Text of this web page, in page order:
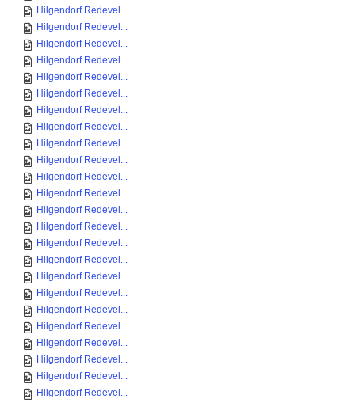
Hilgendorf Redevel...
Hilgendorf Redevel...
Hilgendorf Redevel...
Hilgendorf Redevel...
Hilgendorf Redevel...
Hilgendorf Redevel...
Hilgendorf Redevel...
Hilgendorf Redevel...
Hilgendorf Redevel...
Hilgendorf Redevel...
Hilgendorf Redevel...
Hilgendorf Redevel...
Hilgendorf Redevel...
Hilgendorf Redevel...
Hilgendorf Redevel...
Hilgendorf Redevel...
Hilgendorf Redevel...
Hilgendorf Redevel...
Hilgendorf Redevel...
Hilgendorf Redevel...
Hilgendorf Redevel...
Hilgendorf Redevel...
Hilgendorf Redevel...
Hilgendorf Redevel...